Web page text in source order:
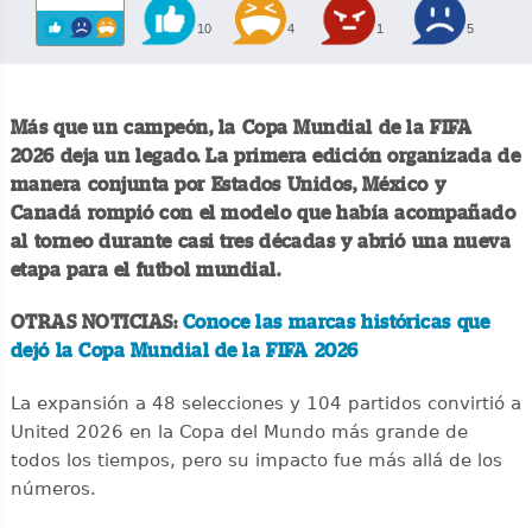
10 4 1 5
Más que un campeón, la Copa Mundial de la FIFA
2026 deja un legado. La primera edición organizada de
manera conjunta por Estados Unidos, México y
Canadá rompió con el modelo que había acompañado
al torneo durante casi tres décadas y abrió una nueva
etapa para el futbol mundial.
OTRAS NOTICIAS: Conoce las marcas históricas que
dejó la Copa Mundial de la FIFA 2026
La expansión a 48 selecciones y 104 partidos convirtió a
United 2026 en la Copa del Mundo más grande de
todos los tiempos, pero su impacto fue más allá de los
números.